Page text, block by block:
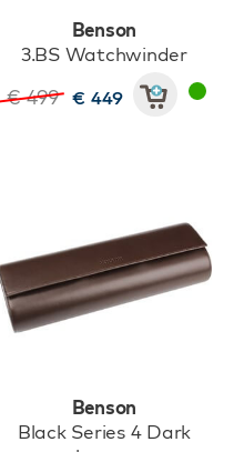
Benson
3.BS Watchwinder
€ 499 € 449
Benson
Black Series 4 Dark